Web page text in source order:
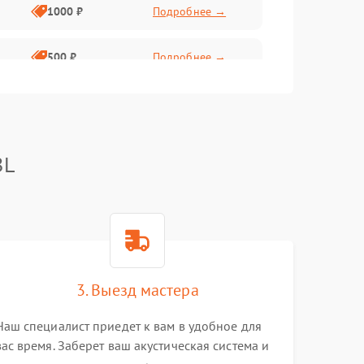
1000 ₽ Подробнее →
500 ₽ Подробнее →
1000 ₽ Подробнее →
1000 ₽ Подробнее →
3. Выезд мастера
специалист приедет к вам в удобное для
время. Заберет ваш акустическая система и